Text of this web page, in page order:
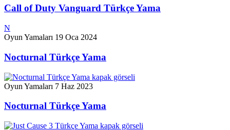
Call of Duty Vanguard Türkçe Yama
N
Oyun Yamaları 19 Oca 2024
Nocturnal Türkçe Yama
Oyun Yamaları 7 Haz 2023
Nocturnal Türkçe Yama